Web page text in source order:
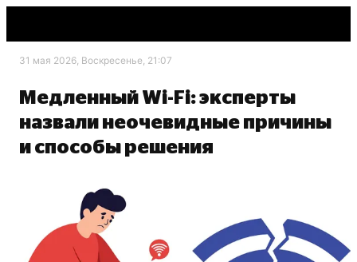
31 мая 2026, Воскресенье, 21:07
Медленный Wi-Fi: эксперты
назвали неочевидные причины
и способы решения